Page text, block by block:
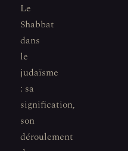
Le
Shabbat
dans
le
judaïsme
: sa
signification,
son
déroulement